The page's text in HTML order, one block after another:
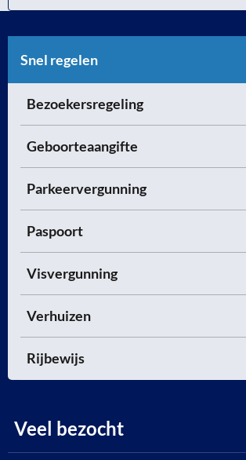
Snel regelen
Bezoekersregeling
Geboorteaangifte
Parkeervergunning
Paspoort
Visvergunning
Verhuizen
Rijbewijs
Veel bezocht